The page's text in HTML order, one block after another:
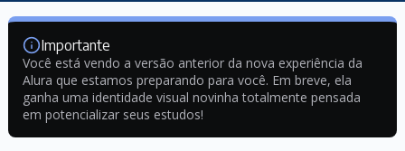
Importante
Você está vendo a versão anterior da nova experiência da
Alura que estamos preparando para você. Em breve, ela
ganha uma identidade visual novinha totalmente pensada
em potencializar seus estudos!